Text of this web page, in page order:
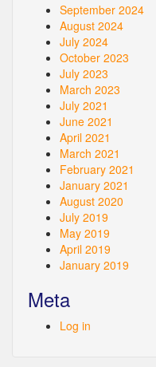
September 2024
August 2024
July 2024
October 2023
July 2023
March 2023
July 2021
June 2021
April 2021
March 2021
February 2021
January 2021
August 2020
July 2019
May 2019
April 2019
January 2019
Meta
Log in